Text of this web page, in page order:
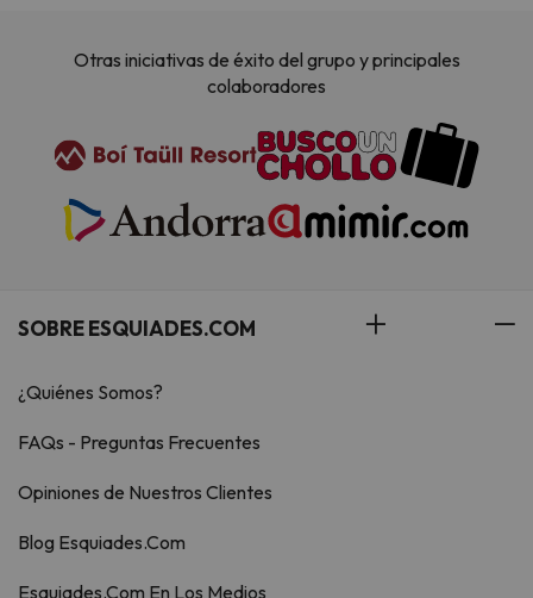
Otras iniciativas de éxito del grupo y principales
colaboradores
SOBRE ESQUIADES.COM
¿Quiénes Somos?
FAQs - Preguntas Frecuentes
Opiniones de Nuestros Clientes
Blog Esquiades.Com
Esquiades.Com En Los Medios